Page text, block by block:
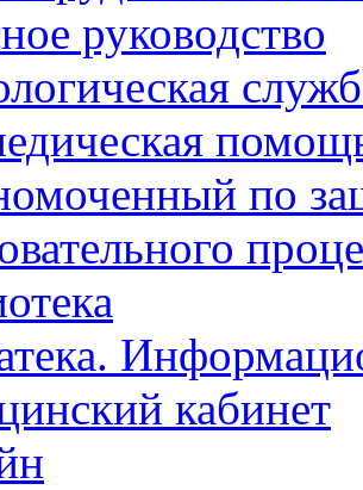
руководство
по
кабинет